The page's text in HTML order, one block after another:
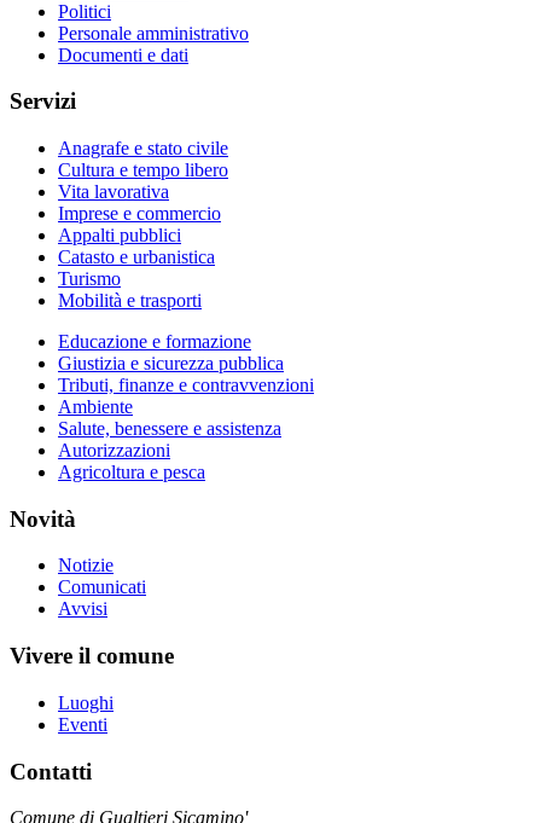
Politici
Personale amministrativo
Documenti e dati
Servizi
Anagrafe e stato civile
Cultura e tempo libero
Vita lavorativa
Imprese e commercio
Appalti pubblici
Catasto e urbanistica
Turismo
Mobilità e trasporti
Educazione e formazione
Giustizia e sicurezza pubblica
Tributi, finanze e contravvenzioni
Ambiente
Salute, benessere e assistenza
Autorizzazioni
Agricoltura e pesca
Novità
Notizie
Comunicati
Avvisi
Vivere il comune
Luoghi
Eventi
Contatti
Comune di Gualtieri Sicamino'